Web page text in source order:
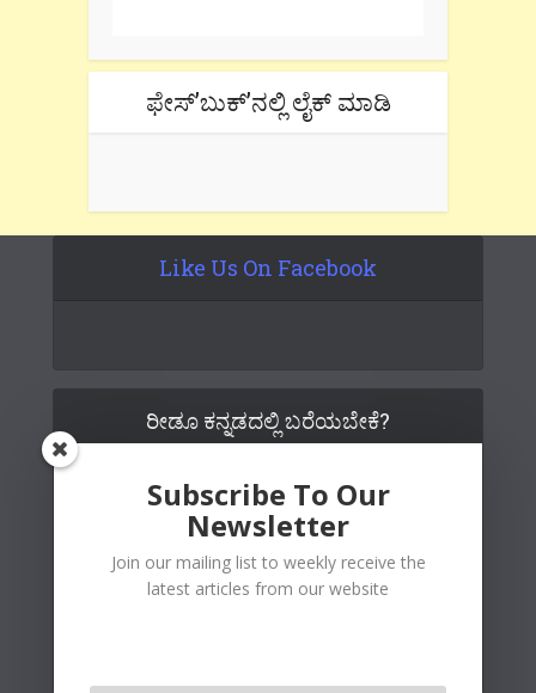
ಫೇಸ್’ಬುಕ್’ನಲ್ಲಿ ಲೈಕ್ ಮಾಡಿ
Like Us On Facebook
ರೀಡೂ ಕನ್ನಡದಲ್ಲಿ ಬರೆಯಬೇಕೆ?
Subscribe To Our
Newsletter
Join our mailing list to weekly receive the
latest articles from our website